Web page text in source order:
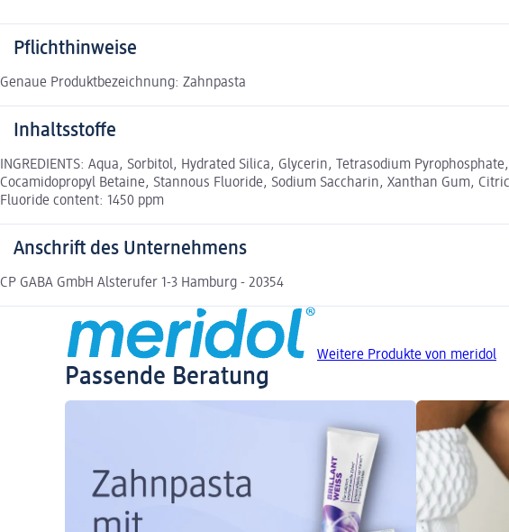
Pflichthinweise
Genaue Produktbezeichnung: Zahnpasta
Inhaltsstoffe
INGREDIENTS: Aqua, Sorbitol, Hydrated Silica, Glycerin, Tetrasodium
Cocamidopropyl Betaine, Stannous Fluoride, Sodium Saccharin, Xanthan Gum,
Fluoride content: 1450 ppm
Anschrift des Unternehmens
CP GABA GmbH Alsterufer 1-3 Hamburg - 20354
Weitere Produkte von meridol
Passende Beratung